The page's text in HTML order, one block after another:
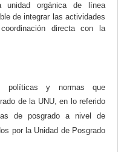
orgánica de línea
de integrar las actividades
directa con la
políticas y normas que
de la UNU, en lo referido
de posgrado a nivel de
por la Unidad de Posgrado